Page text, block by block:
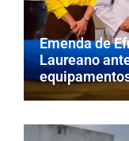
Emenda de
Laureano